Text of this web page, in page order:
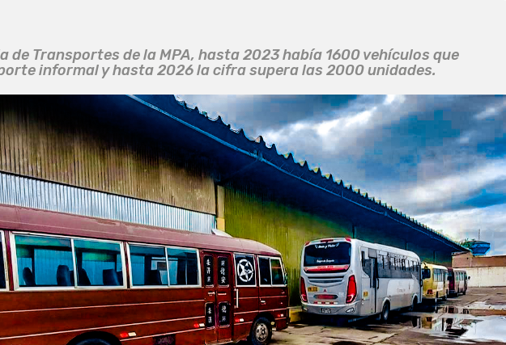
de Transportes de la MPA, hasta 2023 había 1600 vehículos que
informal y hasta 2026 la cifra supera las 2000 unidades.